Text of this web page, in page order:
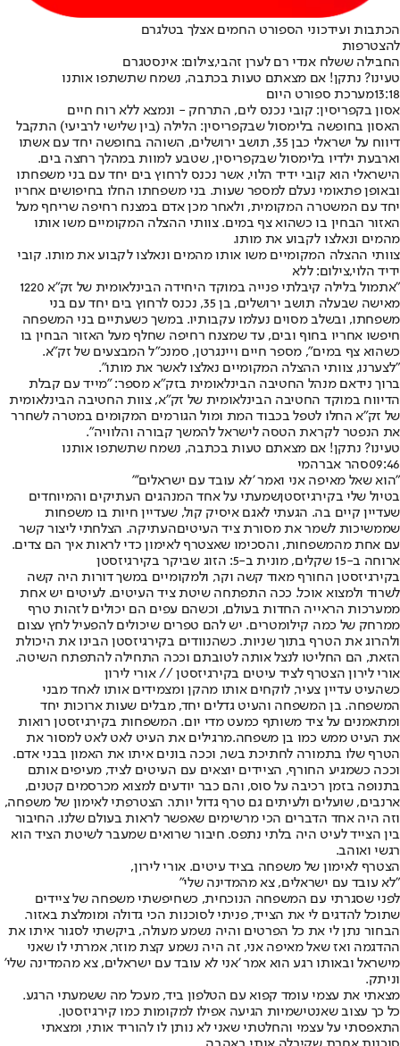
הכתבות ועידכוני הספורט החמים אצלך בטלגרם
להצטרפות
החבילה ששלח אנדי רם לערן זהבי,צילום: אינסטגרם
טעינו? נתקן! אם מצאתם טעות בכתבה, נשמח שתשתפו אותנו
13:18מערכת ספורט היום
אסון בקפריסין: קובי נכנס לים, התרחק - ונמצא ללא רוח חיים
האסון בחופשה בלימסול שבקפריסין: הלילה (בין שלישי לרביעי) התקבל
דיווח על ישראלי כבן 35, תושב ירושלים, השוהה בחופשה יחד עם אשתו
וארבעת ילדיו בלימסול שבקפריסין, שטבע למוות במהלך רחצה בים.
הישראלי הוא קובי ידיד הלוי, אשר נכנס לרחוץ בים יחד עם בני משפחתו
ובאופן פתאומי נעלם למספר שעות. בני משפחתו החלו בחיפושים אחריו
יחד עם המשטרה המקומית, ולאחר מכן אדם במצנח רחיפה שריחף מעל
האזור הבחין בו כשהוא צף במים. צוותי ההצלה המקומיים משו אותו
מהמים ונאלצו לקבוע את מותו.
צוותי ההצלה המקומיים משו אותו מהמים ונאלצו לקבוע את מותו. קובי
ידיד הלוי,צילום: ללא
"אתמול בלילה קיבלתי פנייה במוקד היחידה הבינלאומית של זק"א 1220
מאישה שבעלה תושב ירושלים, בן 35, נכנס לרחוץ בים יחד עם בני
משפחתו, ובשלב מסוים נעלמו עקבותיו. במשך כשעתיים בני המשפחה
חיפשו אחריו בחוף ובים, עד שמצנח רחיפה שחלף מעל האזור הבחין בו
כשהוא צף במים", מספר חיים ויינגרטן, סמנכ"ל המבצעים של זק"א.
"לצערנו, צוותי ההצלה המקומיים נאלצו לאשר את מותו".
ברוך נידאם מנהל החטיבה הבינלאומית בזק״א מספר: "מייד עם קבלת
הדיווח במוקד החטיבה הבינלאומית של זק״א, צוות החטיבה הבינלאומית
של זק״א החלו לטפל בכבוד המת ומול הגורמים המקומים במטרה לשחרר
את הנפטר לקראת הטסה לישראל להמשך קבורה והלוויה".
טעינו? נתקן! אם מצאתם טעות בכתבה, נשמח שתשתפו אותנו
09:46סהר אברהמי
"הוא שאל מאיפה אני ואמר 'לא עובד עם ישראלים'"
בטיול שלי בקירגיזסטןשמעתי על אחד המנהגים העתיקים והמיוחדים
שעדיין קיים בה. הגעתי לאגם איסיק קול, שעדיין חיות בו משפחות
שממשיכות לשמר את מסורת ציד העיטיםהעתיקה. הצלחתי ליצור קשר
עם אחת מהמשפחות, והסכימו שאצטרף לאימון כדי לראות איך הם צדים.
ארוחה ב-15 שקלים, מונית ב-5: הזוג ש
ביקר בקירגיזסטן
בקירגיזסטן החורף מאוד קשה וקר, ולמקומיים במשך דורות היה קשה
לשרוד ולמצוא אוכל. ככה התפתחה שיטת ציד העיטים. לעיטים יש אחת
ממערכות הראייה החדות בעולם, וכשהם עפים הם יכולים לזהות טרף
ממרחק של כמה קילומטרים. יש להם טפרים שיכולים להפעיל לחץ עצום
ולהרוג את הטרף בתוך שניות. כשהנוודים בקירגיזסטן הבינו את היכולת
הזאת, הם החליטו לנצל אותה לטובתם וככה התחילה להתפתח השיטה.
אורי לירון הצטרף לציד עיטים בקירגיזסטן // אורי לירון
כשהעיט עדיין צעיר, לוקחים אותו מהקן ומצמידים אותו לאחד מבני
המשפחה. בן המשפחה והעיט גדלים יחד, מבלים שעות ארוכות יחד
ומתאמנים על ציד משותף כמעט מדי יום. המשפחות בקירגיזסטן רואות
את העיט ממש כמו בן משפחה.מרגילים את העיט לאט לאט למסור את
הטרף שלו בתמורה לחתיכת בשר, וככה בונים איתו את האמון בבני אדם.
וככה כשמגיע החורף, הציידים יוצאים עם העיטים לציד, מעיפים אותם
בתנופה בזמן רכיבה על סוס, והם כבר יודעים למצוא מכרסמים קטנים,
ארנבים, שועלים ולעיתים גם טרף גדול יותר. הצטרפתי לאימון של משפחה,
וזה היה אחד הדברים הכי מרשימים שאפשר לראות בעולם שלנו. החיבור
בין הצייד לעיט היה בלתי נתפס. חיבור שרואים שמעבר לשיטת הציד הוא
רגשי ואוהב.
הצטרף לאימון של משפחה בציד עיטים. אורי לירון,
"לא עובד עם ישראלים, צא מהמדינה שלי"
לפני שסגרתי עם המשפחה הנוכחית, כשחיפשתי משפחה של ציידים
שתוכל להדגים לי את הצייד, פניתי לסוכנות הכי גדולה ומומלצת באזור.
הבחור נתן לי את כל הפרטים והיה נשמע מעולה, ביקשתי לסגור איתו את
ההדגמה ואז שאל מאיפה אני, זה היה נשמע קצת מוזר, אמרתי לו שאני
מישראל ובאותו רגע הוא אמר 'אני לא עובד עם ישראלים, צא מהמדינה שלי'
וניתק.
מצאתי את עצמי עומד קפוא עם הטלפון ביד, מעכל מה ששמעתי הרגע.
כל כך עצוב שאנטישמיות הגיעה אפילו למקומות כמו קירגיזסטן.
התאפסתי על עצמי והחלטתי שאני לא נותן לו להוריד אותי, ומצאתי